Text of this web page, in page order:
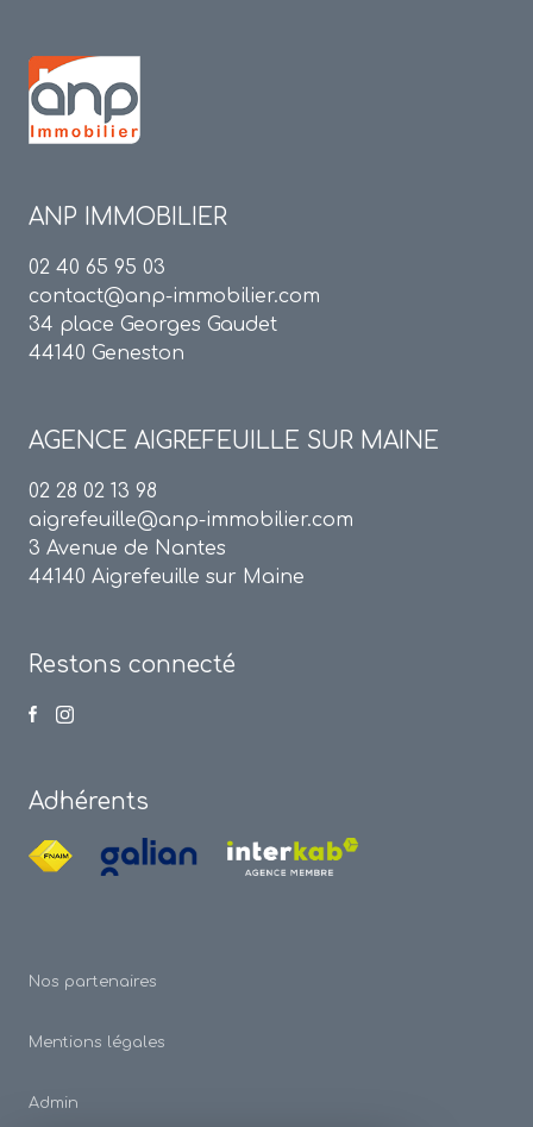
ANP IMMOBILIER
02 40 65 95 03
contact@anp-immobilier.com
34 place Georges Gaudet
44140 Geneston
AGENCE AIGREFEUILLE SUR MAINE
02 28 02 13 98
aigrefeuille@anp-immobilier.com
3 Avenue de Nantes
44140 Aigrefeuille sur Maine
Restons connecté
Adhérents
Nos partenaires
Mentions légales
Admin